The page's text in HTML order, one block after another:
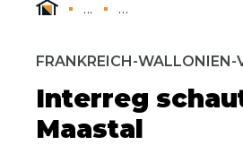
... ...
FRANKREICH-WALLONIEN-
Interreg
Maastal